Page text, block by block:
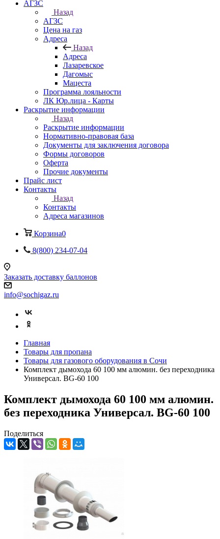
АГЗС
Назад
АГЗС
Цена на газ
Адреса
Назад
Адреса
Лазаревское
Дагомыс
Мацеста
Программа лояльности
ЛК Юр.лица - Карты
Раскрытие информации
Назад
Раскрытие информации
Нормативно-правовая база
Документы для заключения договора
Формы договоров
Оферта
Прочие документы
Прайс лист
Контакты
Назад
Контакты
Адреса магазинов
Корзина0
8(800) 234-07-04
Заказать доставку баллонов
info@sochigaz.ru
Главная
Товары для пропана
Товары для газового оборудования в Сочи
Комплект дымохода 60 100 мм алюмин. без переходника
Универсал. BG-60 100
Комплект дымохода 60 100 мм алюмин.
без переходника Универсал. BG-60 100
Поделиться